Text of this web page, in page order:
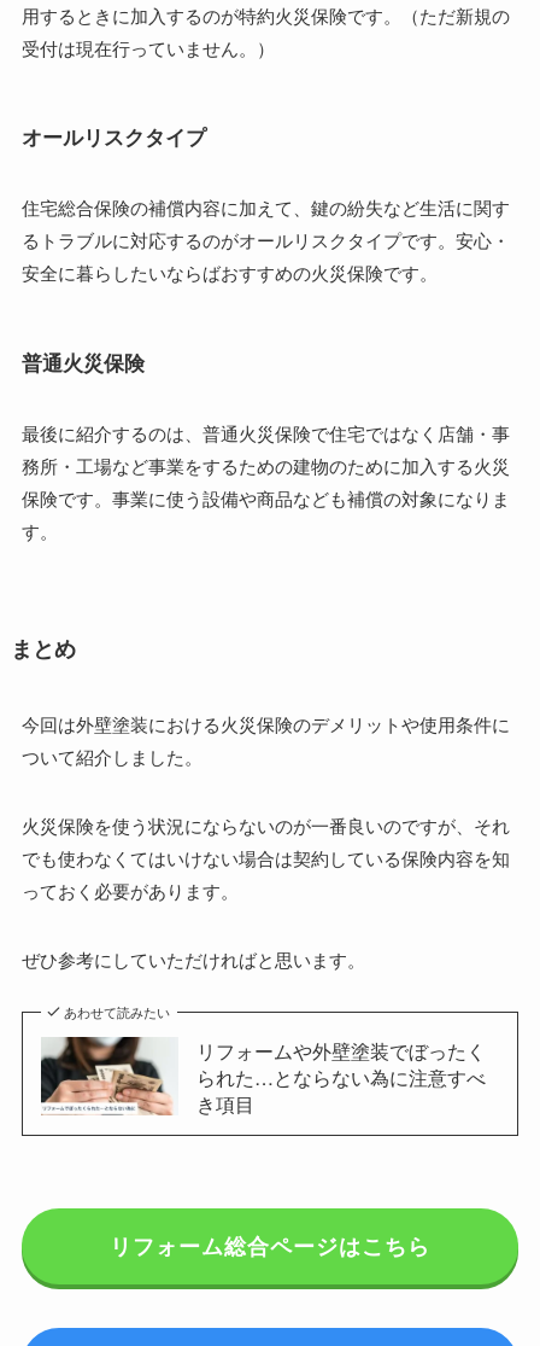
用するときに加入するのが特約火災保険です。（ただ新規の
受付は現在行っていません。）
オールリスクタイプ
住宅総合保険の補償内容に加えて、鍵の紛失など生活に関す
るトラブルに対応するのがオールリスクタイプです。安心・
安全に暮らしたいならばおすすめの火災保険です。
普通火災保険
最後に紹介するのは、普通火災保険で住宅ではなく店舗・事
務所・工場など事業をするための建物のために加入する火災
保険です。事業に使う設備や商品なども補償の対象になりま
す。
まとめ
今回は外壁塗装における火災保険のデメリットや使用条件に
ついて紹介しました。
火災保険を使う状況にならないのが一番良いのですが、それ
でも使わなくてはいけない場合は契約している保険内容を知
っておく必要があります。
ぜひ参考にしていただければと思います。
あわせて読みたい
リフォームや外壁塗装でぼったく
られた…とならない為に注意すべ
き項目
リフォーム総合ページはこちら